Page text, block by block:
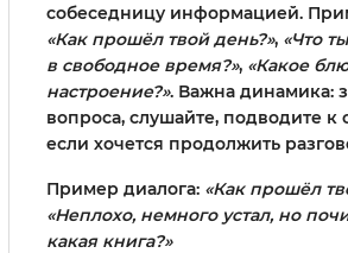
собеседницу информацией.
«Как прошёл твой день?», «Что
в свободное время?», «Какое
настроение?». Важна динамика:
вопроса, слушайте, подводите
если хочется продолжить
Пример диалога: «Как прошёл
«Неплохо, немного устал, но
какая книга?»